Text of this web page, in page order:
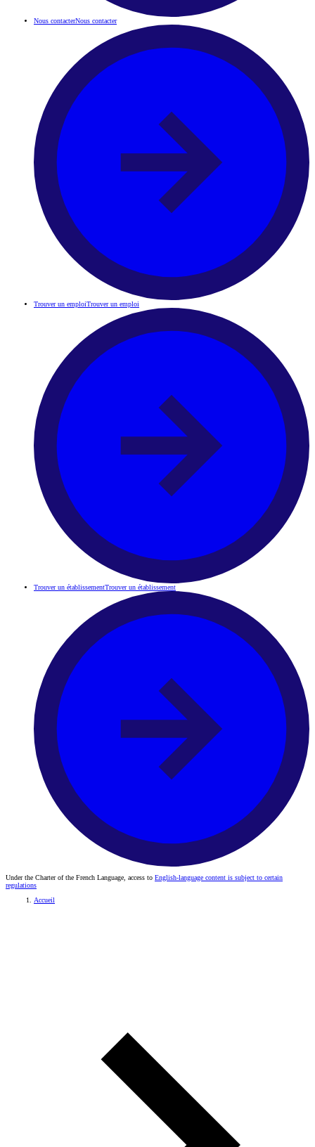
Nous contacterNous contacter
Trouver un emploiTrouver un emploi
Trouver un établissementTrouver un établissement
Under the Charter of the French Language, access to English-language content is subject to certain
regulations
Accueil